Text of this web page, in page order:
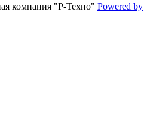
компания "Р-Техно" Powered by